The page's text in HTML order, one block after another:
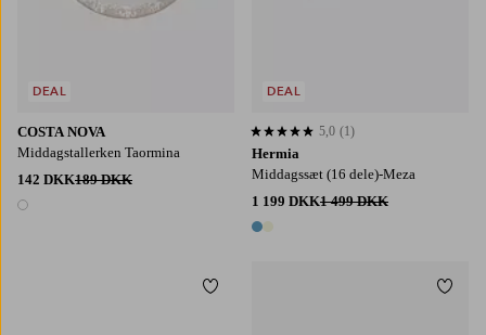
COSTA NOVA
Middagstallerken Taormina
142 DKK189 DKK
1 farve
DEAL
Hermia
Middagssæt (16 dele)-Meza
1 199 DKK1 499 DKK
2 farver
5,0 baseret på 1 bedømmelser
5,0 (1)
DEAL
Tilføj til favoritter